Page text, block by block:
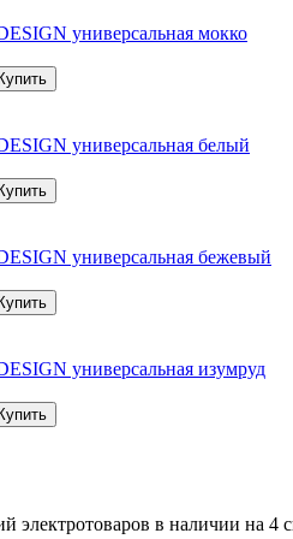
универсальная мокко
универсальная белый
универсальная бежевый
универсальная изумруд
в наличии на 4